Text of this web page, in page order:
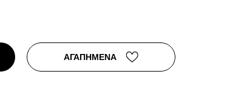
ΑΓΑΠΗΜΕΝΑ